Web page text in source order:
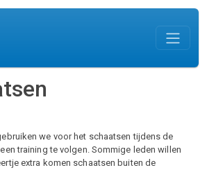
we voor het schaatsen tijdens de
training te volgen. Sommige leden willen
extra komen schaatsen buiten de